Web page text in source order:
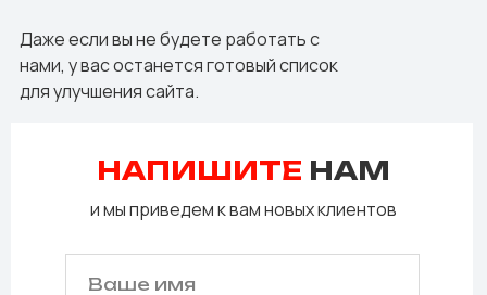
и мы приведем к вам новых клиентов
НАПИШИТЕ НАМ
Даже если вы не будете работать с
нами, у вас останется готовый список
для улучшения сайта.